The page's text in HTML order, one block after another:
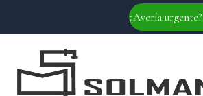
¿Avería